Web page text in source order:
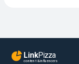
LinkPizza
content & influencers